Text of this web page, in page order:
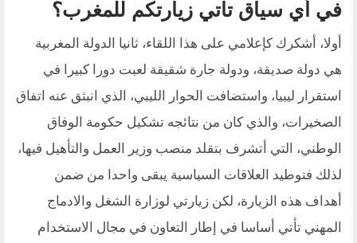
في أي سياق تأتي زيارتكم للمغرب؟
أولا، أشكرك كإعلامي على هذا اللقاء، ثانيا الدولة المغربية
هي دولة صديقة، ودولة جارة شقيقة لعبت دورا كبيرا في
استقرار ليبيا، واستضافت الحوار الليبي، الذي انبثق عنه اتفاق
الصخيرات، والذي كان من نتائجه تشكيل حكومة الوفاق
الوطني، التي أتشرف بتقلد منصب وزير العمل والتأهيل فيها،
لذلك فتوطيد العلاقات السياسية يبقى واحدا من ضمن
أهداف هذه الزيارة، لكن زيارتي لوزارة الشغل والادماج
المهني تأتي أساسا في إطار التعاون في مجال الاستخدام